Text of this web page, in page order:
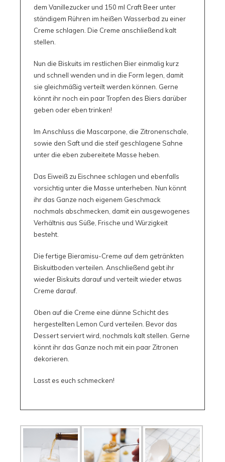
dem Vanillezucker und 150 ml Craft Beer unter
ständigem Rühren im heißen Wasserbad zu einer
Creme schlagen. Die Creme anschließend kalt
stellen.
Nun die Biskuits im restlichen Bier einmalig kurz
und schnell wenden und in die Form legen, damit
sie gleichmäßig verteilt werden können. Gerne
könnt ihr noch ein paar Tropfen des Biers darüber
geben oder eben trinken!
Im Anschluss die Mascarpone, die Zitronenschale,
sowie den Saft und die steif geschlagene Sahne
unter die eben zubereitete Masse heben.
Das Eiweiß zu Eischnee schlagen und ebenfalls
vorsichtig unter die Masse unterheben. Nun könnt
ihr das Ganze nach eigenem Geschmack
nochmals abschmecken, damit ein ausgewogenes
Verhältnis aus Süße, Frische und Würzigkeit
besteht.
Die fertige Bieramisu-Creme auf dem getränkten
Biskuitboden verteilen. Anschließend gebt ihr
wieder Biskuits darauf und verteilt wieder etwas
Creme darauf.
Oben auf die Creme eine dünne Schicht des
hergestellten Lemon Curd verteilen. Bevor das
Dessert serviert wird, nochmals kalt stellen. Gerne
könnt ihr das Ganze noch mit ein paar Zitronen
dekorieren.
Lasst es euch schmecken!